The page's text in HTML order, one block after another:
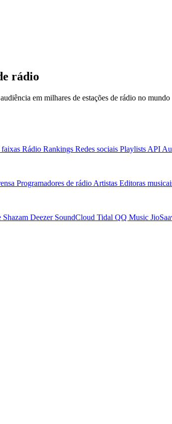
rádio
em milhares de estações de rádio no mundo
Rádio Rankings Redes sociais Playlists API
Programadores de rádio Artistas Editoras
Shazam Deezer SoundCloud Tidal QQ Music